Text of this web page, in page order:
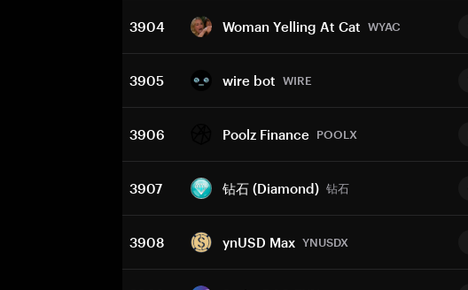
3904 Woman Yelling At Cat WYAC
3905 wire bot WIRE
3906 Poolz Finance POOLX
3907 钻石 (Diamond) 钻石
3908 ynUSD Max YNUSDX